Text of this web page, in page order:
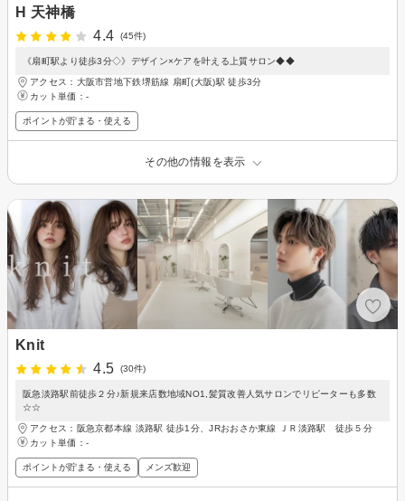
H 天神橋
4.4
(45件)
《扇町駅より徒歩3分◇》デザイン×ケアを叶える上質サロン◆◆
アクセス：大阪市営地下鉄堺筋線 扇町(大阪)駅 徒歩3分
カット単価： -
ポイントが貯まる・使える
その他の情報を表示
Knit
4.5
(30件)
阪急淡路駅前徒歩２分♪新規来店数地域NO1,髪質改善人気サロンでリピーターも多数
☆☆
アクセス：阪急京都本線 淡路駅 徒歩1分、JRおおさか東線 ＪＲ淡路駅 徒歩５分
カット単価： -
ポイントが貯まる・使える メンズ歓迎